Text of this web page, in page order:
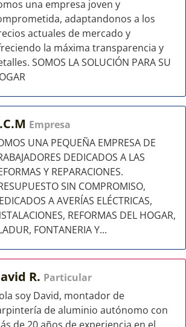
una empresa joven y
adaptandonos a los
actuales de mercado y
la máxima transparencia y
SOMOS LA SOLUCIÓN PARA SU
Empresa
UNA PEQUEÑA EMPRESA DE
DEDICADOS A LAS
Y REPARACIONES.
SIN COMPROMISO,
A AVERÍAS ELÉCTRICAS,
REFORMAS DEL HOGAR,
FONTANERIA Y...
R. Particular
soy David, montador de
de aluminio autónomo con